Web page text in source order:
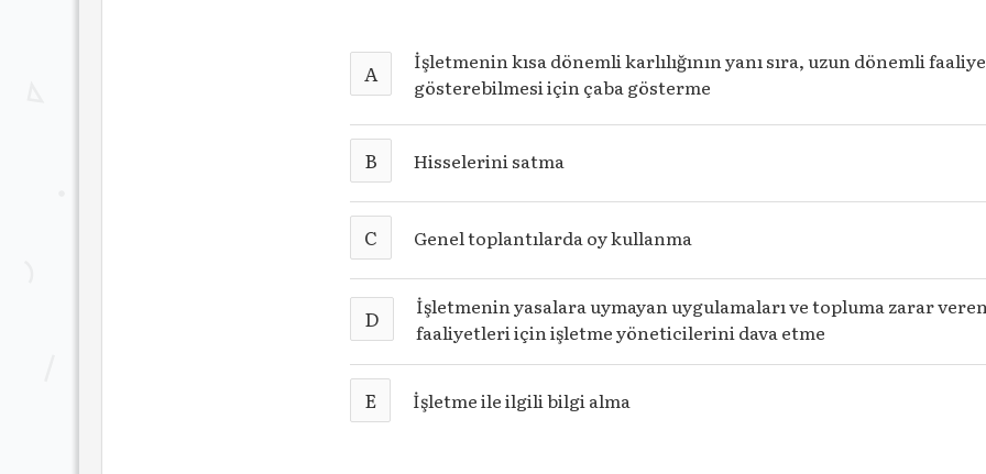
A İşletmenin kısa dönemli karlılığının yanı sıra, uzundönemli
gösterebilmesi için çaba gösterme
B Hisselerini satma
C Genel toplantılarda oy kullanma
D
İşletmenin yasalara uymayan uygulamaları ve topluma zarar
faaliyetleri için işletme yöneticilerini dava etme
E İşletme ile ilgili bilgi alma